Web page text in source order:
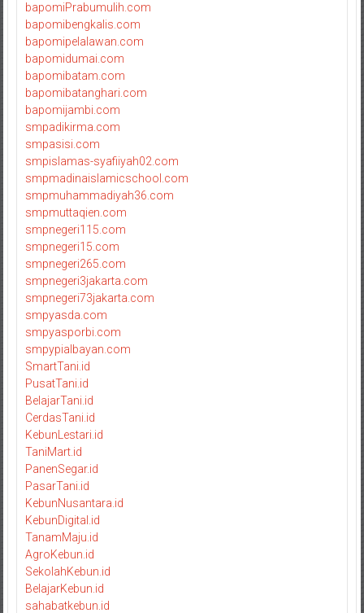
bapomiPrabumulih.com
bapomibengkalis.com
bapomipelalawan.com
bapomidumai.com
bapomibatam.com
bapomibatanghari.com
bapomijambi.com
smpadikirma.com
smpasisi.com
smpislamas-syafiiyah02.com
smpmadinaislamicschool.com
smpmuhammadiyah36.com
smpmuttaqien.com
smpnegeri115.com
smpnegeri15.com
smpnegeri265.com
smpnegeri3jakarta.com
smpnegeri73jakarta.com
smpyasda.com
smpyasporbi.com
smpypialbayan.com
SmartTani.id
PusatTani.id
BelajarTani.id
CerdasTani.id
KebunLestari.id
TaniMart.id
PanenSegar.id
PasarTani.id
KebunNusantara.id
KebunDigital.id
TanamMaju.id
AgroKebun.id
SekolahKebun.id
BelajarKebun.id
sahabatkebun.id